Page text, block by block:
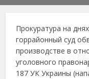
Прокуратура на
горрайонный суд
производстве в
уголовного
187 УК Украины